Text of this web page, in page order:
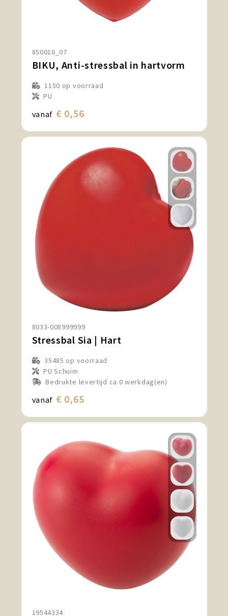
850016_07
BIKU, Anti-stressbal in hartvorm
1150 op voorraad
PU
vanaf € 0,56
8033-008999999
Stressbal Sia | Hart
35485 op voorraad
PU Schuim
Bedrukte levertijd ca.0 werkdag(en)
vanaf € 0,65
19544334